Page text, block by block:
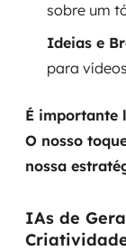
sobre um
Ideias e
para
É importante
O nosso
nossa
IAs de